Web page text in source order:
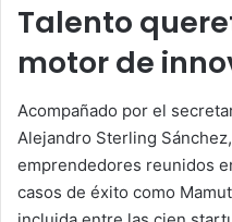
Talento
motor de
Acompañado por el
Alejandro Sterling
emprendedores reunidos
casos de éxito como